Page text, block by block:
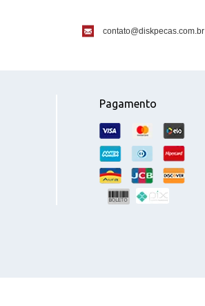
contato@diskpecas.com.br
Pagamento